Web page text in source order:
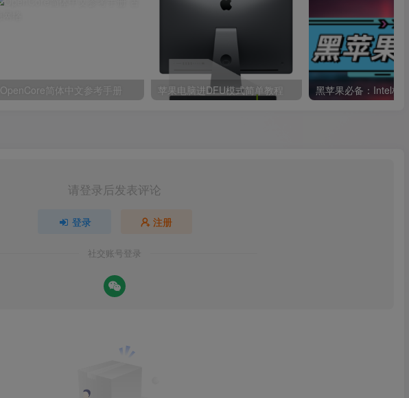
OpenCore简体中文参考手册 苹果电脑进DFU模式简单教程
请登录后发表评论
登录 注册
社交账号登录